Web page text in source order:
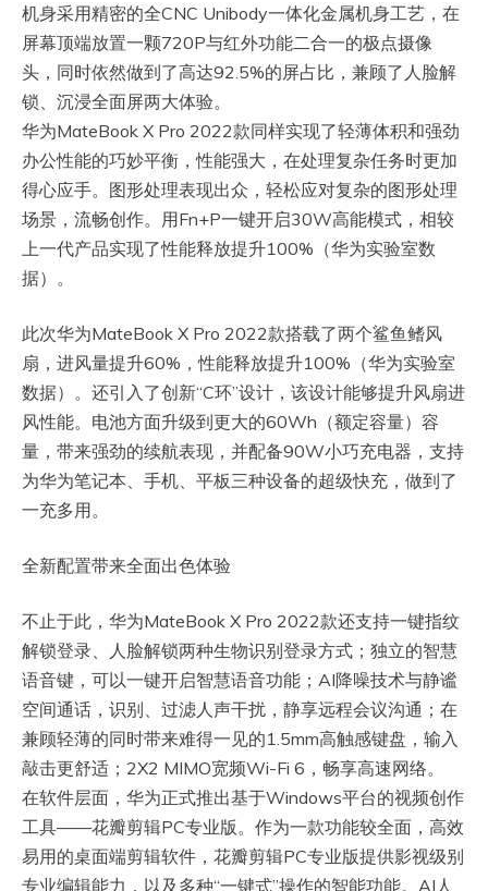
机身采用精密的全CNC Unibody一体化金属机身工艺，在
屏幕顶端放置一颗720P与红外功能二合一的极点摄像
头，同时依然做到了高达92.5%的屏占比，兼顾了人脸解
锁、沉浸全面屏两大体验。
华为MateBook X Pro 2022款同样实现了轻薄体积和强劲
办公性能的巧妙平衡，性能强大，在处理复杂任务时更加
得心应手。图形处理表现出众，轻松应对复杂的图形处理
场景，流畅创作。用Fn+P一键开启30W高能模式，相较
上一代产品实现了性能释放提升100%（华为实验室数
据）。
此次华为MateBook X Pro 2022款搭载了两个鲨鱼鳍风
扇，进风量提升60%，性能释放提升100%（华为实验室
数据）。还引入了创新“C环”设计，该设计能够提升风扇进
风性能。电池方面升级到更大的60Wh（额定容量）容
量，带来强劲的续航表现，并配备90W小巧充电器，支持
为华为笔记本、手机、平板三种设备的超级快充，做到了
一充多用。
全新配置带来全面出色体验
不止于此，华为MateBook X Pro 2022款还支持一键指纹
解锁登录、人脸解锁两种生物识别登录方式；独立的智慧
语音键，可以一键开启智慧语音功能；AI降噪技术与静谧
空间通话，识别、过滤人声干扰，静享远程会议沟通；在
兼顾轻薄的同时带来难得一见的1.5mm高触感键盘，输入
敲击更舒适；2X2 MIMO宽频Wi-Fi 6，畅享高速网络。
在软件层面，华为正式推出基于Windows平台的视频创作
工具——花瓣剪辑PC专业版。作为一款功能较全面，高效
易用的桌面端剪辑软件，花瓣剪辑PC专业版提供影视级别
专业编辑能力，以及多种“一键式”操作的智能功能。AI人